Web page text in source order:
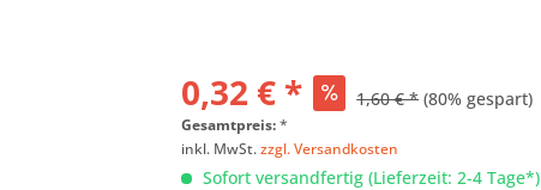
0,32 € * 1,60 € * (80% gespart)
Gesamtpreis:*
inkl. MwSt.zzgl. Versandkosten
Sofort versandfertig (Lieferzeit: 2-4 Tage*)